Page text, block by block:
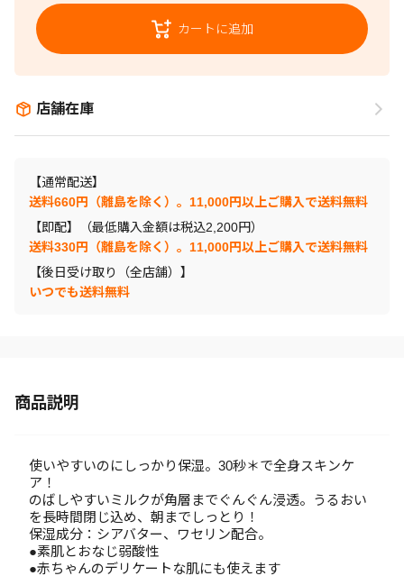
カートに追加
店舗在庫
【通常配送】
送料660円（離島を除く）。11,000円以上ご購入で送料無料
【即配】（最低購入金額は税込2,200円）
送料330円（離島を除く）。11,000円以上ご購入で送料無料
【後日受け取り（全店舗）】
いつでも送料無料
商品説明
使いやすいのにしっかり保湿。30秒＊で全身スキンケ
ア！
のばしやすいミルクが角層までぐんぐん浸透。うるおい
を長時間閉じ込め、朝までしっとり！
保湿成分：シアバター、ワセリン配合。
●素肌とおなじ弱酸性
●赤ちゃんのデリケートな肌にも使えます